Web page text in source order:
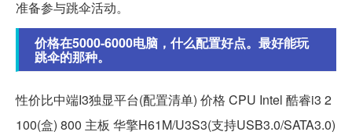
准备参与跳伞活动。
价格在5000-6000电脑，什么配置好点。最好能玩
跳伞的那种。
性价比中端I3独显平台(配置清单) 价格 CPU Intel 酷睿i3 2
100(盒) 800 主板 华擎H61M/U3S3(支持USB3.0/SATA3.0)